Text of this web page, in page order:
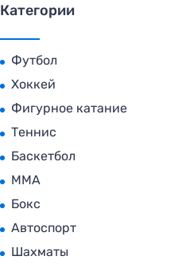
Категории
Футбол
Хоккей
Фигурное катание
Теннис
Баскетбол
MMA
Бокс
Автоспорт
Шахматы